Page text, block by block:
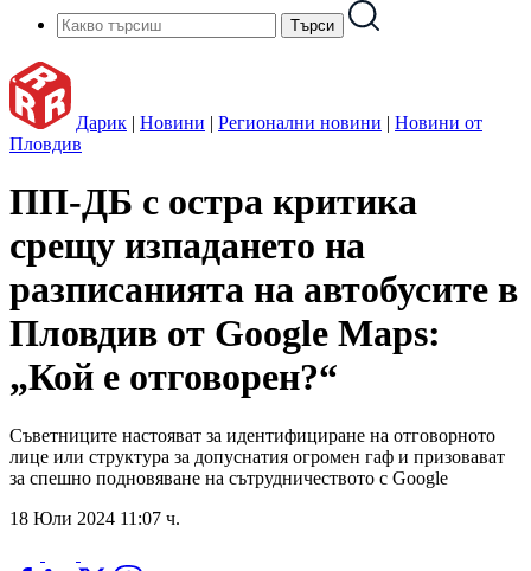
Дарик | Новини | Регионални новини | Новини от
Пловдив
ПП-ДБ с остра критика
срещу изпадането на
разписанията на автобусите в
Пловдив от Google Maps:
„Кой е отговорен?“
Съветниците настояват за идентифициране на отговорното
лице или структура за допуснатия огромен гаф и призовават
за спешно подновяване на сътрудничеството с Google
18 Юли 2024 11:07 ч.